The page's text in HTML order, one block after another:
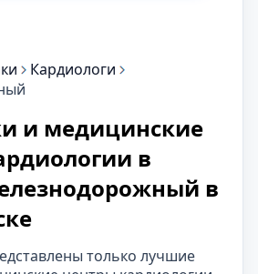
Кардиологи
и медицинские
в
в
только лучшие